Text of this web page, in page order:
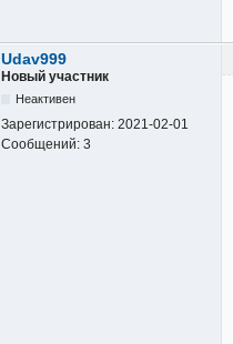
Udav999
Новый участник
Неактивен
Зарегистрирован: 2021-02-01
Сообщений: 3